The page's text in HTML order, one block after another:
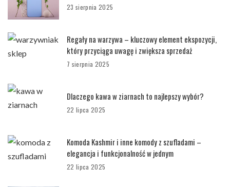
23 sierpnia 2025
Regały na warzywa – kluczowy element ekspozycji,
który przyciąga uwagę i zwiększa sprzedaż
7 sierpnia 2025
Dlaczego kawa w ziarnach to najlepszy wybór?
22 lipca 2025
Komoda Kashmir i inne komody z szufladami –
elegancja i funkcjonalność w jednym
22 lipca 2025